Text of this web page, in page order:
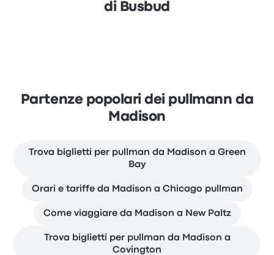
di Busbud
Partenze popolari dei pullmann da
Madison
Trova biglietti per pullman da Madison a Green
Bay
Orari e tariffe da Madison a Chicago pullman
Come viaggiare da Madison a New Paltz
Trova biglietti per pullman da Madison a
Covington